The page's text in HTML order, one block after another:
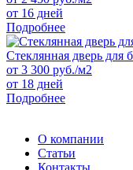
от 16 дней
Подробнее
Стеклянная дверь для
от 3 300 руб./м2
от 18 дней
Подробнее
О компании
Статьи
Контакты